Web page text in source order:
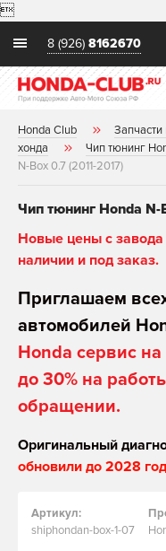

8 (926) 8162670
Honda Club Запчасти
хонда
Чип тюнинг
N-Box 0.7 (2011-2017)
Чип тюнинг Honda N-
Новые цены с завода
наличии и под заказ.
Приглашаем
автомобилей
Honda сервис
до 30% на
обращении.
Оригинальный
обновили до 2028
Артикул:
shiphondan-box-1-07